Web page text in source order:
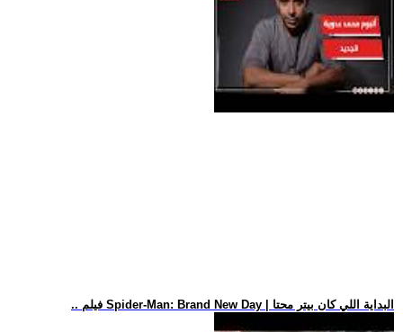
.. فيلم Spider-Man: Brand New Day | البداية اللي كان بيتر محتا